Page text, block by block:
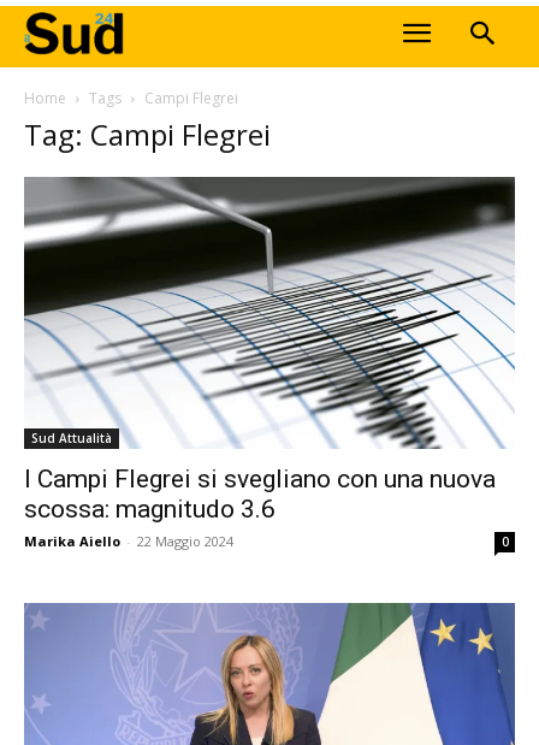
Home Tags Campi Flegrei
Tag: Campi Flegrei
Sud Attualità
I Campi Flegrei si svegliano con una nuova
scossa: magnitudo 3.6
Marika Aiello - 22 Maggio 2024 0